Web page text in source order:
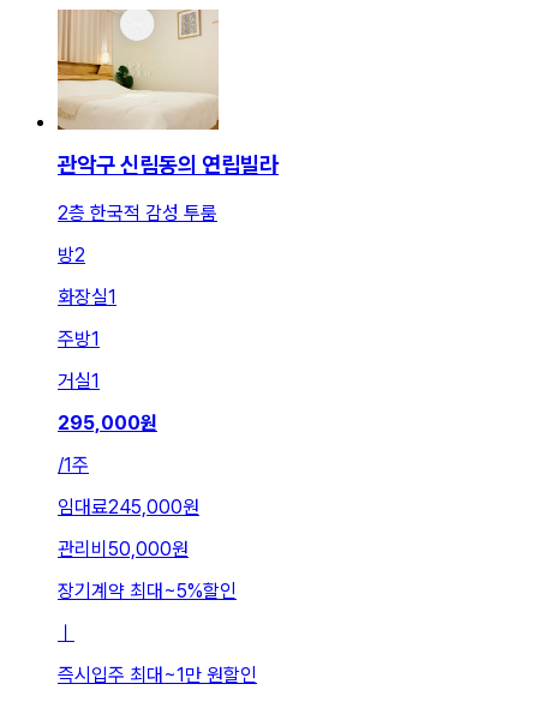
관악구 신림동의 연립빌라
2층 한국적 감성 투룸
방2
화장실1
주방1
거실1
295,000원
/1주
임대료245,000원
관리비 50,000원
장기계약 최대~5%할인
ㅣ
즉시입주 최대~1만 원할인